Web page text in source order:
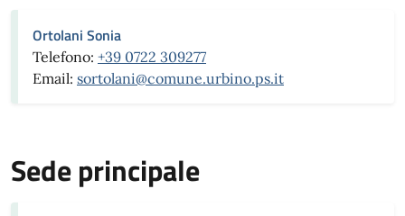
Ortolani Sonia
Telefono: +39 0722 309277
Email: sortolani@comune.urbino.ps.it
Sede principale